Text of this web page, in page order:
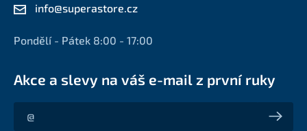
info@superastore.cz
Pondělí - Pátek 8:00 - 17:00
Akce a slevy na váš e-mail z první ruky
Akce a slevy na váš e-mail z první ruky